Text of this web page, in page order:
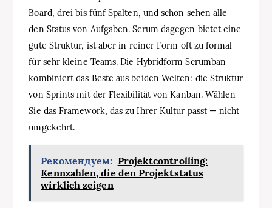
Board, drei bis fünf Spalten, und schon sehen alle
den Status von Aufgaben. Scrum dagegen bietet eine
gute Struktur, ist aber in reiner Form oft zu formal
für sehr kleine Teams. Die Hybridform Scrumban
kombiniert das Beste aus beiden Welten: die Struktur
von Sprints mit der Flexibilität von Kanban. Wählen
Sie das Framework, das zu Ihrer Kultur passt — nicht
umgekehrt.
Рекомендуем: Projektcontrolling:
Kennzahlen, die den Projektstatus
wirklich zeigen